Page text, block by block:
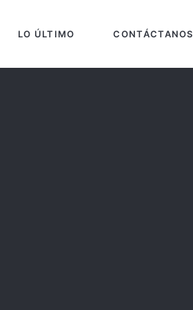
LO ÚLTIMO CONTÁCTANOS